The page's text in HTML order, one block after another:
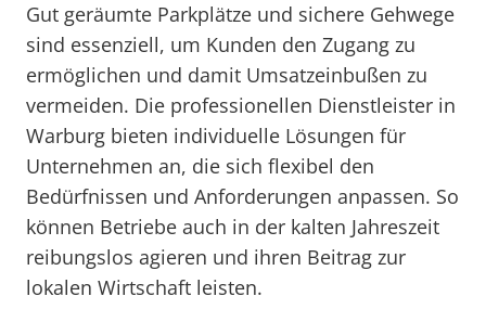
Gut geräumte Parkplätze und sichere Gehwege
sind essenziell, um Kunden den Zugang zu
ermöglichen und damit Umsatzeinbußen zu
vermeiden. Die professionellen Dienstleister in
Warburg bieten individuelle Lösungen für
Unternehmen an, die sich flexibel den
Bedürfnissen und Anforderungen anpassen. So
können Betriebe auch in der kalten Jahreszeit
reibungslos agieren und ihren Beitrag zur
lokalen Wirtschaft leisten.